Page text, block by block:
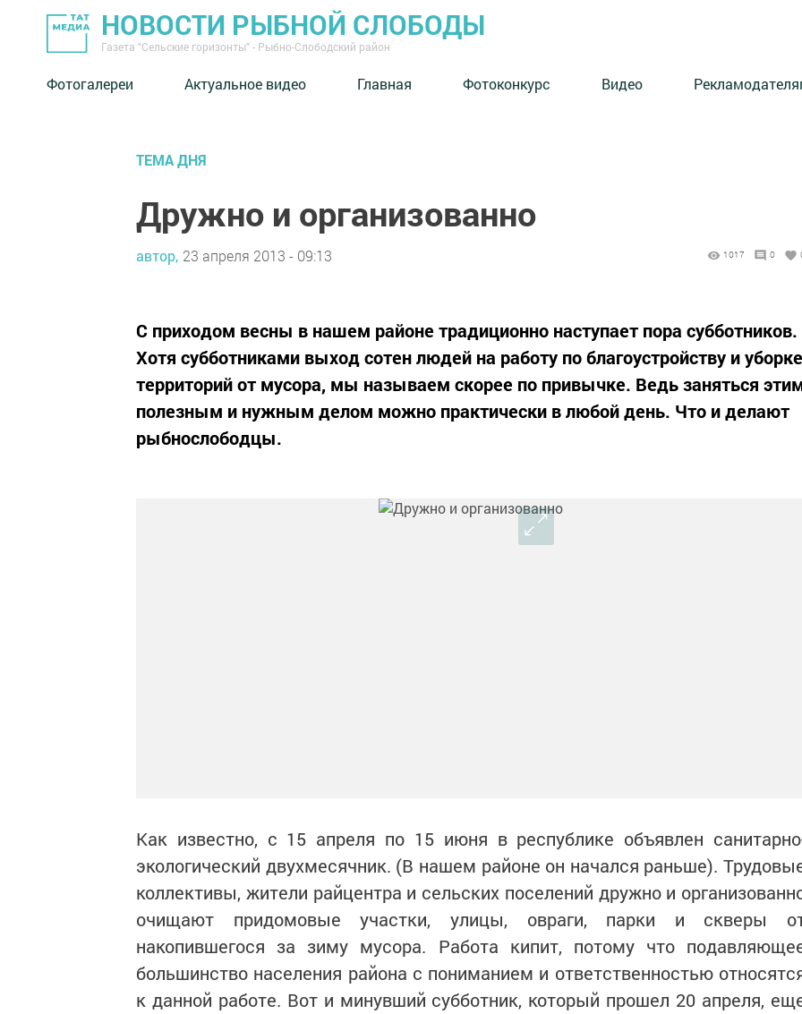
НОВОСТИ РЫБНОЙ СЛОБОДЫ
Газета "Сельские горизонты" - Рыбно-Слободский район
Фотогалереи Актуальное видео Главная Фотоконкурс Видео
ТЕМА ДНЯ
Дружно и организованно
автор, 23 апреля 2013 - 09:13 1017 0
С приходом весны в нашем районе традиционно наступает пора субботников.
Хотя субботниками выход сотен людей на работу по благоустройству и уборке
территорий от мусора, мы называем скорее по привычке. Ведь заняться
полезным и нужным делом можно практически в любой день. Что и делают
рыбнослободцы.
Как известно, с 15 апреля по 15 июня в республике объявлен
экологический двухмесячник. (В нашем районе он начался раньше).
коллективы, жители райцентра и сельских поселений дружно и
очищают придомовые участки, улицы, овраги, парки и скверы
накопившегося за зиму мусора. Работа кипит, потому что
большинство населения района с пониманием и ответственностью
к данной работе. Вот и минувший субботник, который прошел 20 апреля,